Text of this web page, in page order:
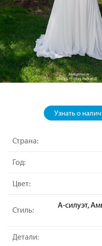
Узнать о
Страна:
Год:
Цвет:
Стиль:
А-силуэт,
Детали: